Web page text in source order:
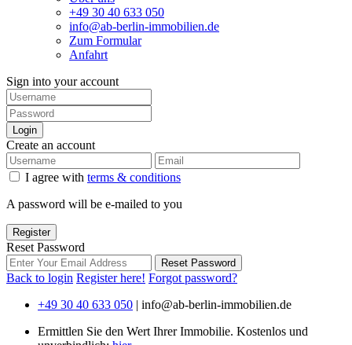
+49 30 40 633 050
info@ab-berlin-immobilien.de
Zum Formular
Anfahrt
Sign into your account
Login
Create an account
I agree with terms & conditions
A password will be e-mailed to you
Register
Reset Password
Reset Password
Back to login Register here! Forgot password?
+49 30 40 633 050 | info@ab-berlin-immobilien.de
Ermittlen Sie den Wert Ihrer Immobilie. Kostenlos und